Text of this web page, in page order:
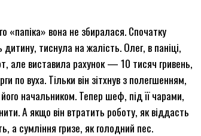
«папіка» вона не збиралася. Спочатку
тиснула на жалість. Олег, в паніці,
але виставила рахунок — 10 тисяч гривень,
по вуха. Тільки він зітхнув з полегшенням,
начальником. Тепер шеф, під її чарами,
А якщо він втратить роботу, як віддасть
а сумління гризе, як голодний пес.